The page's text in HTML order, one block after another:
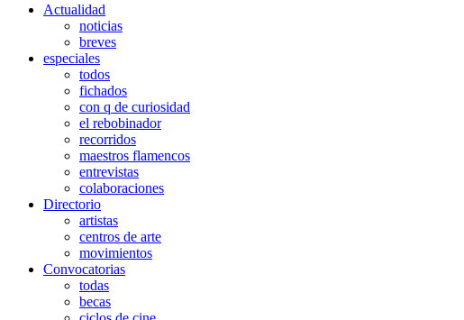
Actualidad
noticias
breves
especiales
todos
fichados
con q de curiosidad
el rebobinador
recorridos
maestros flamencos
entrevistas
colaboraciones
Directorio
artistas
centros de arte
movimientos
Convocatorias
todas
becas